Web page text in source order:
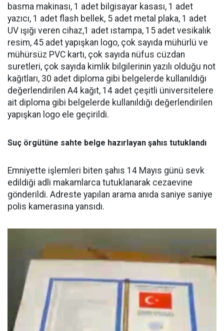
basma makinası, 1 adet bilgisayar kasası, 1 adet
yazıcı, 1 adet flash bellek, 5 adet metal plaka, 1 adet
UV ışığı veren cihaz,1 adet ıstampa, 15 adet vesikalık
resim, 45 adet yapışkan logo, çok sayıda mühürlü ve
mühürsüz PVC kartı, çok sayıda nüfus cüzdan
suretleri, çok sayıda kimlik bilgilerinin yazılı olduğu not
kağıtları, 30 adet diploma gibi belgelerde kullanıldığı
değerlendirilen A4 kağıt, 14 adet çeşitli üniversitelere
ait diploma gibi belgelerde kullanıldığı değerlendirilen
yapışkan logo ele geçirildi.
Suç örgütüne sahte belge hazırlayan şahıs tutuklandı
Emniyette işlemleri biten şahıs 14 Mayıs günü sevk
edildiği adli makamlarca tutuklanarak cezaevine
gönderildi. Adreste yapılan arama anıda saniye saniye
polis kamerasına yansıdı.